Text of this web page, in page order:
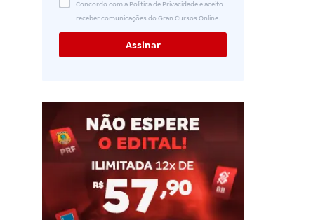
Concordo com a Política de Privacidade e aceito
receber comunicações do Gran Cursos Online.